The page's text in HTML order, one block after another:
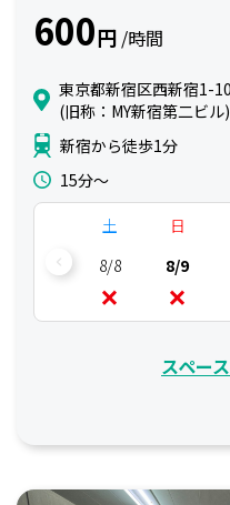
600円 /時間
東京都新宿区西新宿1-
(旧称：MY新宿第二ビル
新宿から徒歩1分
15分〜
土
8/8
日
8/9
スペー